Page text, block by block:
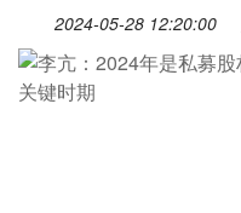
2024-05-28 12:20:00